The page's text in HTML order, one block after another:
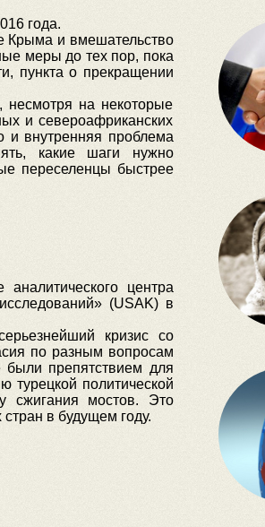
года.
Крыма и вмешательство
меры до тех пор, пока
пункта о прекращении
несмотря на некоторые
и североафриканских
и внутренняя проблема
какие шаги нужно
переселенцы быстрее
центра
(USAK) в
кризис со
по разным вопросам
были препятствием для
турецкой политической
сжигания мостов. Это
в будущем году.